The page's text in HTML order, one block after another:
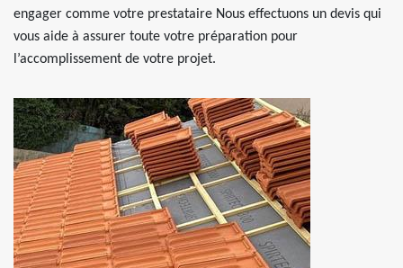
engager comme votre prestataire Nous effectuons un devis qui
vous aide à assurer toute votre préparation pour
l’accomplissement de votre projet.